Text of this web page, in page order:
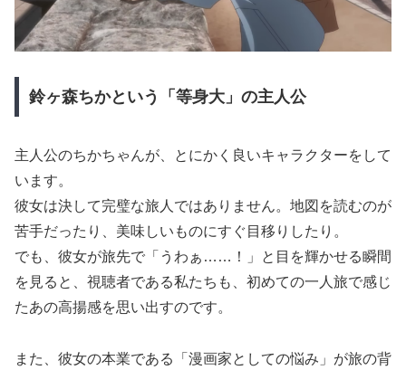
鈴ヶ森ちかという「等身大」の主人公
主人公のちかちゃんが、とにかく良いキャラクターをして
います。
彼女は決して完璧な旅人ではありません。地図を読むのが
苦手だったり、美味しいものにすぐ目移りしたり。
でも、彼女が旅先で「うわぁ……！」と目を輝かせる瞬間
を見ると、視聴者である私たちも、初めての一人旅で感じ
たあの高揚感を思い出すのです。
また、彼女の本業である「漫画家としての悩み」が旅の背